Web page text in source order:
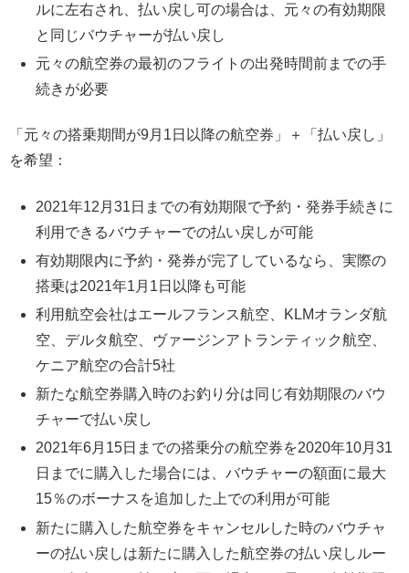
ルに左右され、払い戻し可の場合は、元々の有効期限
と同じバウチャーが払い戻し
元々の航空券の最初のフライトの出発時間前までの手
続きが必要
「元々の搭乗期間が9月1日以降の航空券」＋「払い戻し」
を希望：
2021年12月31日までの有効期限で予約・発券手続きに
利用できるバウチャーでの払い戻しが可能
有効期限内に予約・発券が完了しているなら、実際の
搭乗は2021年1月1日以降も可能
利用航空会社はエールフランス航空、KLMオランダ航
空、デルタ航空、ヴァージンアトランティック航空、
ケニア航空の合計5社
新たな航空券購入時のお釣り分は同じ有効期限のバウ
チャーで払い戻し
2021年6月15日までの搭乗分の航空券を2020年10月31
日までに購入した場合には、バウチャーの額面に最大
15％のボーナスを追加した上での利用が可能
新たに購入した航空券をキャンセルした時のバウチャ
ーの払い戻しは新たに購入した航空券の払い戻しルー